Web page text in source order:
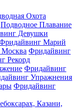
Охота
Подводное Плавание
Девушки
Марий
Фридайвинг
Рекорд
Фридайвинг
Упражнения
Фридайвинг